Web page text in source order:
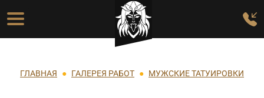
Перейти к основному содержанию
Основная навигация
Строка навигации
ГЛАВНАЯ ГАЛЕРЕЯ РАБОТ МУЖСКИЕ ТАТУИРОВКИ